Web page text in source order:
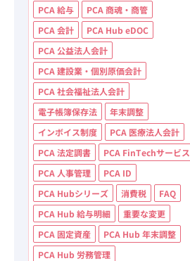
PCA 給与
PCA 商魂・商管
PCA 会計
PCA Hub eDOC
PCA 公益法人会計
PCA 建設業・個別原価会計
PCA 社会福祉法人会計
電子帳簿保存法
年末調整
インボイス制度
PCA 医療法人会計
PCA 法定調書
PCA FinTechサービス
PCA 人事管理
PCA ID
PCA Hubシリーズ
消費税
FAQ
PCA Hub 給与明細
重要な変更
PCA 固定資産
PCA Hub 年末調整
PCA Hub 労務管理